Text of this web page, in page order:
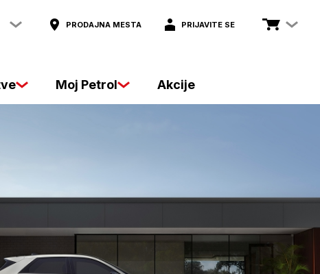
PRODAJNA MESTA PRIJAVITE SE
Moj Petrol Akcije